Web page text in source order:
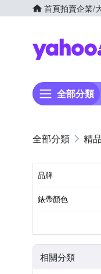
首頁拍賣企業/
全部分類
精
品牌
錶帶顏色
相關分類